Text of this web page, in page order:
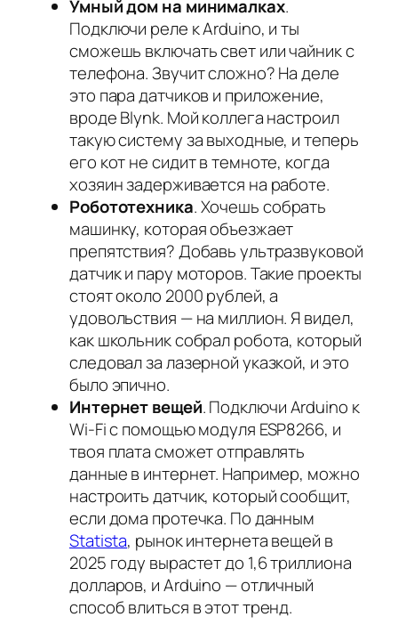
Умный дом на минималках.
Подключи реле к Arduino, и ты
сможешь включать свет или чайник с
телефона. Звучит сложно? На деле
это пара датчиков и приложение,
вроде Blynk. Мой коллега настроил
такую систему за выходные, и теперь
его кот не сидит в темноте, когда
хозяин задерживается на работе.
Робототехника. Хочешь собрать
машинку, которая объезжает
препятствия? Добавь ультразвуковой
датчик и пару моторов. Такие проекты
стоят около 2000 рублей, а
удовольствия — на миллион. Я видел,
как школьник собрал робота, который
следовал за лазерной указкой, и это
было эпично.
Интернет вещей. Подключи Arduino к
Wi-Fi с помощью модуля ESP8266, и
твоя плата сможет отправлять
данные в интернет. Например, можно
настроить датчик, который сообщит,
если дома протечка. По данным
Statista, рынок интернета вещей в
2025 году вырастет до 1,6 триллиона
долларов, и Arduino — отличный
способ влиться в этот тренд.